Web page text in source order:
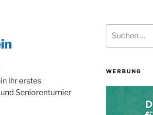
ihr erstes
Seniorenturnier
nach:
WERBUNG